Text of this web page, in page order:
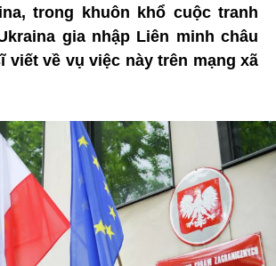
trong khuôn khổ cuộc tranh
gia nhập Liên minh châu
viết về vụ việc này trên mạng xã